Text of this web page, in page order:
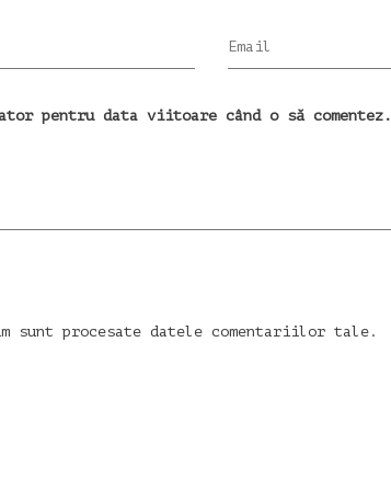
Email
pentru data viitoare când o să comentez.
sunt procesate datele comentariilor tale .